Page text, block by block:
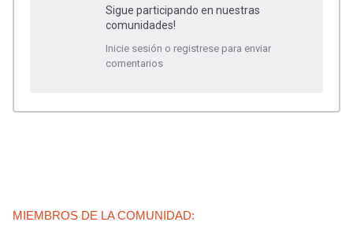
Inicie sesión o registrese para enviar
comentarios
Sigue participando en nuestras
comunidades!
MIEMBROS DE LA COMUNIDAD: